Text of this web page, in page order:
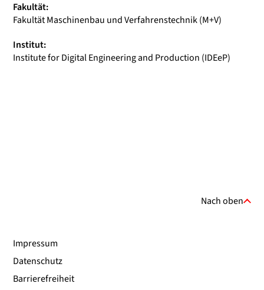
Fakultät:
Fakultät Maschinenbau und Verfahrenstechnik (M+V)
Institut:
Institute for Digital Engineering and Production (IDEeP)
Nach oben
Impressum
Datenschutz
Barrierefreiheit